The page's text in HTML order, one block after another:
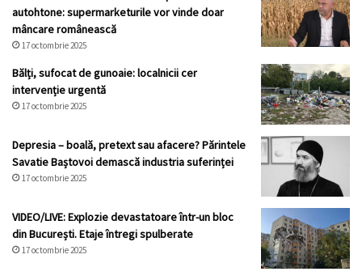
autohtone: supermarketurile vor vinde doar
mâncare românească
17 octombrie 2025
Bălți, sufocat de gunoaie: localnicii cer
intervenție urgentă
17 octombrie 2025
Depresia – boală, pretext sau afacere? Părintele
Savatie Baștovoi demască industria suferinței
17 octombrie 2025
VIDEO/LIVE: Explozie devastatoare într-un bloc
din București. Etaje întregi spulberate
17 octombrie 2025